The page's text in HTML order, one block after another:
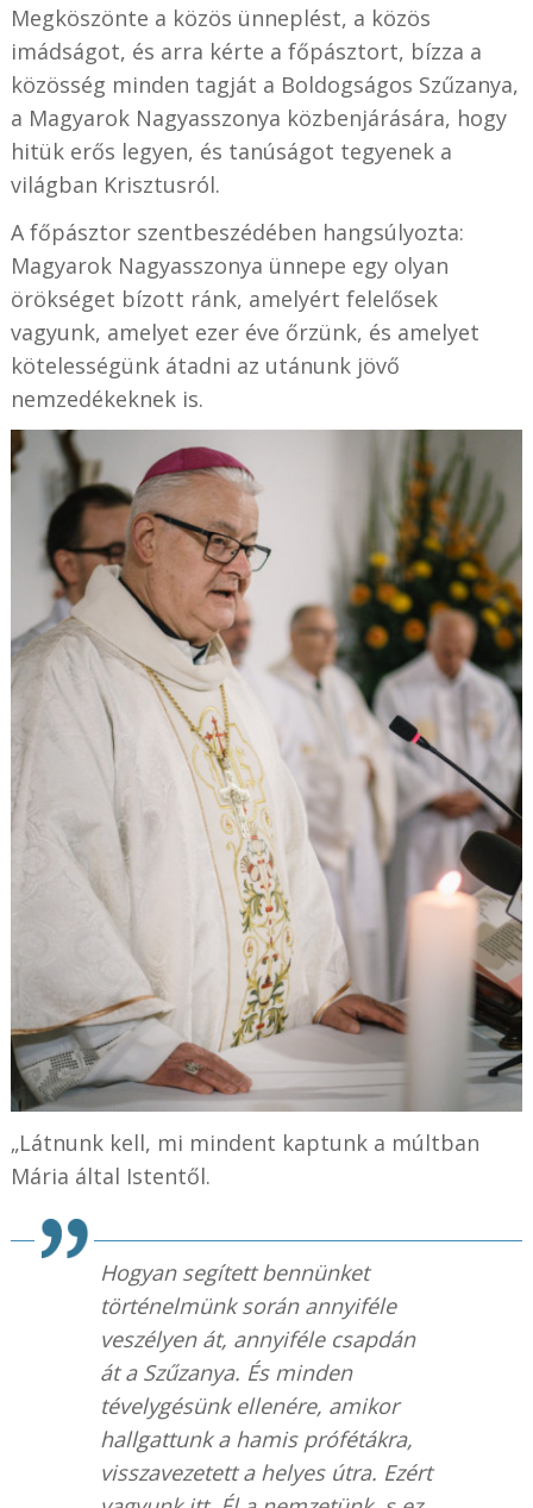
Megköszönte a közös ünneplést, a közös
imádságot, és arra kérte a főpásztort, bízza a
közösség minden tagját a Boldogságos Szűzanya,
a Magyarok Nagyasszonya közbenjárására, hogy
hitük erős legyen, és tanúságot tegyenek a
világban Krisztusról.
A főpásztor szentbeszédében hangsúlyozta:
Magyarok Nagyasszonya ünnepe egy olyan
örökséget bízott ránk, amelyért felelősek
vagyunk, amelyet ezer éve őrzünk, és amelyet
kötelességünk átadni az utánunk jövő
nemzedékeknek is.
„Látnunk kell, mi mindent kaptunk a múltban
Mária által Istentől.
Hogyan segített bennünket
történelmünk során annyiféle
veszélyen át, annyiféle csapdán
át a Szűzanya. És minden
tévelygésünk ellenére, amikor
hallgattunk a hamis prófétákra,
visszavezetett a helyes útra. Ezért